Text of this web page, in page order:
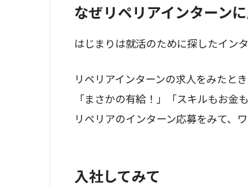
なぜリペリアインターン
はじまりは就活のために探したインタ
リペリアインターンの求人をみたと
「まさかの有給！」「スキルもお
リペリアのインターン応募をみて、
入社してみて